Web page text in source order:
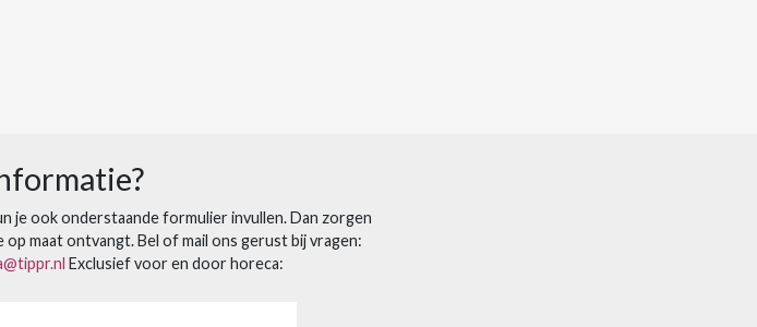
je ook onderstaande formulier invullen. Dan zorgen
maat ontvangt. Bel of mail ons gerust bij vragen:
Exclusief voor en door horeca: